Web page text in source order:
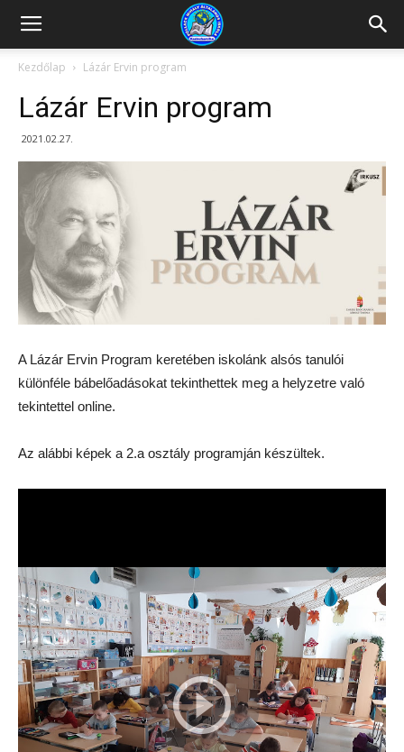
Kazincbarcikai
Pollack
Mihály
Általános
Iskola
Kezdőlap Lázár Ervin program
Lázár Ervin program
2021.02.27.
A Lázár Ervin Program keretében iskolánk alsós tanulói
különféle bábelőadásokat tekinthettek meg a helyzetre való
tekintettel online.
Az alábbi képek a 2.a osztály programján készültek.